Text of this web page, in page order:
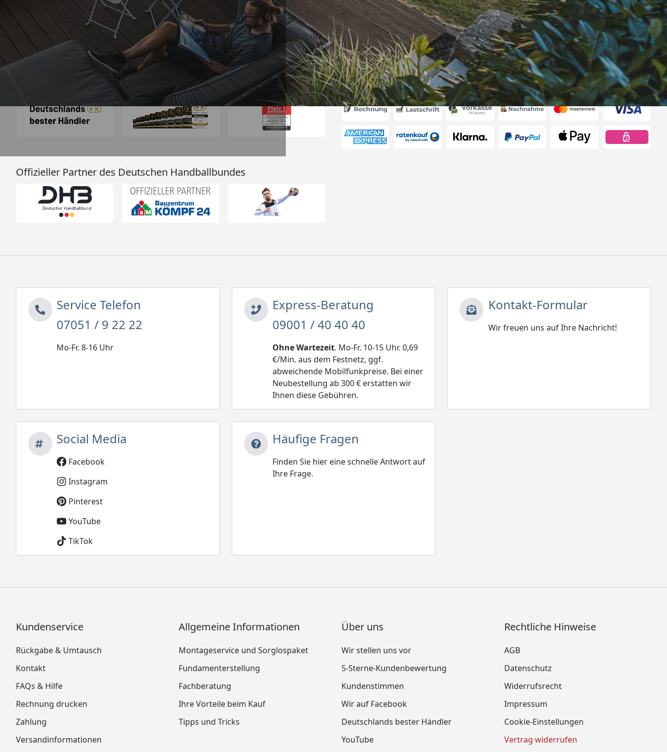
5,00/ 5
Sehr gut
„Schnelle Lieferung, super
Abwicklung.“
18.04.2026
Akzeptierte Zahlungsarten
Offizieller Partner des Deutschen Handballbundes
Service Telefon
07051 / 9 22 22
Mo-Fr. 8-16 Uhr
Express-Beratung
09001 / 40 40 40
Ohne Wartezeit. Mo-Fr. 10-15 Uhr. 0,69
€/Min. aus dem Festnetz, ggf.
abweichende Mobilfunkpreise. Bei einer
Neubestellung ab 300 € erstatten wir
Ihnen diese Gebühren.
Kontakt-Formular
Wir freuen uns auf Ihre Nachricht!
Social Media
Facebook
Instagram
Pinterest
YouTube
TikTok
Häufige Fragen
Finden Sie hier eine schnelle Antwort auf
Ihre Frage.
Kundenservice
Rückgabe & Umtausch
Kontakt
FAQs & Hilfe
Rechnung drucken
Zahlung
Versandinformationen
Allgemeine Informationen
Montageservice und Sorglospaket
Fundamenterstellung
Fachberatung
Ihre Vorteile beim Kauf
Tipps und Tricks
Über uns
Wir stellen uns vor
5-Sterne-Kundenbewertung
Kundenstimmen
Wir auf Facebook
Deutschlands bester Händler
YouTube
Rechtliche Hinweise
AGB
Datenschutz
Widerrufsrecht
Impressum
Cookie-Einstellungen
Vertrag widerrufen